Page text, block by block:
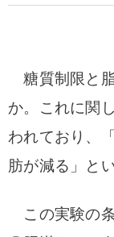
糖質制限と
か。
これに関
われており、
肪が減る」と
この実験の